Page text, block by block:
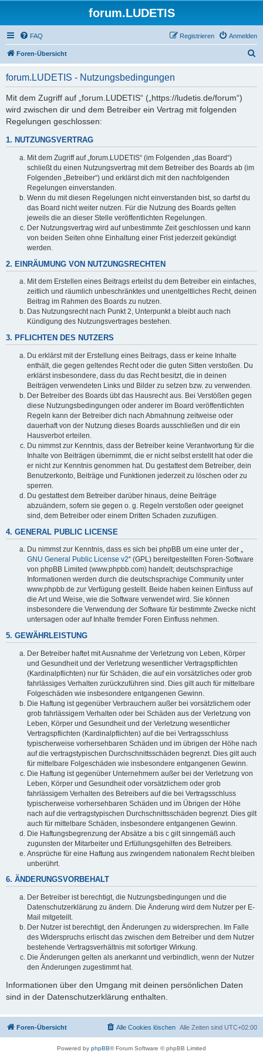
forum.LUDETIS
FAQ Anmelden
Registrieren
Foren-Übersicht
forum.LUDETIS - Nutzungsbedingungen
Mit dem Zugriff auf „forum.LUDETIS“ („https://ludetis.de/forum“)
wird zwischen dir und dem Betreiber ein Vertrag mit folgenden
Regelungen geschlossen:
1. NUTZUNGSVERTRAG
Mit dem Zugriff auf „forum.LUDETIS“ (im Folgenden „das Board“)
schließt du einen Nutzungsvertrag mit dem Betreiber des Boards ab (im
Folgenden „Betreiber“) und erklärst dich mit den nachfolgenden
Regelungen einverstanden.
Wenn du mit diesen Regelungen nicht einverstanden bist, so darfst du
das Board nicht weiter nutzen. Für die Nutzung des Boards gelten
jeweils die an dieser Stelle veröffentlichten Regelungen.
Der Nutzungsvertrag wird auf unbestimmte Zeit geschlossen und kann
von beiden Seiten ohne Einhaltung einer Frist jederzeit gekündigt
werden.
2. EINRÄUMUNG VON NUTZUNGSRECHTEN
Mit dem Erstellen eines Beitrags erteilst du dem Betreiber ein einfaches,
zeitlich und räumlich unbeschränktes und unentgeltliches Recht, deinen
Beitrag im Rahmen des Boards zu nutzen.
Das Nutzungsrecht nach Punkt 2, Unterpunkt a bleibt auch nach
Kündigung des Nutzungsvertrages bestehen.
3. PFLICHTEN DES NUTZERS
Du erklärst mit der Erstellung eines Beitrags, dass er keine Inhalte
enthält, die gegen geltendes Recht oder die guten Sitten verstoßen. Du
erklärst insbesondere, dass du das Recht besitzt, die in deinen
Beiträgen verwendeten Links und Bilder zu setzen bzw. zu verwenden.
Der Betreiber des Boards übt das Hausrecht aus. Bei Verstößen gegen
diese Nutzungsbedingungen oder anderer im Board veröffentlichten
Regeln kann der Betreiber dich nach Abmahnung zeitweise oder
dauerhaft von der Nutzung dieses Boards ausschließen und dir ein
Hausverbot erteilen.
Du nimmst zur Kenntnis, dass der Betreiber keine Verantwortung für die
Inhalte von Beiträgen übernimmt, die er nicht selbst erstellt hat oder die
er nicht zur Kenntnis genommen hat. Du gestattest dem Betreiber, dein
Benutzerkonto, Beiträge und Funktionen jederzeit zu löschen oder zu
sperren.
Du gestattest dem Betreiber darüber hinaus, deine Beiträge
abzuändern, sofern sie gegen o. g. Regeln verstoßen oder geeignet
sind, dem Betreiber oder einem Dritten Schaden zuzufügen.
4. GENERAL PUBLIC LICENSE
Du nimmst zur Kenntnis, dass es sich bei phpBB um eine unter der „
GNU General Public License v2“ (GPL) bereitgestellten Foren-Software
von phpBB Limited (www.phpbb.com) handelt; deutschsprachige
Informationen werden durch die deutschsprachige Community unter
www.phpbb.de zur Verfügung gestellt. Beide haben keinen Einfluss auf
die Art und Weise, wie die Software verwendet wird. Sie können
insbesondere die Verwendung der Software für bestimmte Zwecke nicht
untersagen oder auf Inhalte fremder Foren Einfluss nehmen.
5. GEWÄHRLEISTUNG
Der Betreiber haftet mit Ausnahme der Verletzung von Leben, Körper
und Gesundheit und der Verletzung wesentlicher Vertragspflichten
(Kardinalpflichten) nur für Schäden, die auf ein vorsätzliches oder grob
fahrlässiges Verhalten zurückzuführen sind. Dies gilt auch für mittelbare
Folgeschäden wie insbesondere entgangenen Gewinn.
Die Haftung ist gegenüber Verbrauchern außer bei vorsätzlichem oder
grob fahrlässigem Verhalten oder bei Schäden aus der Verletzung von
Leben, Körper und Gesundheit und der Verletzung wesentlicher
Vertragspflichten (Kardinalpflichten) auf die bei Vertragsschluss
typischerweise vorhersehbaren Schäden und im übrigen der Höhe nach
auf die vertragstypischen Durchschnittsschäden begrenzt. Dies gilt auch
für mittelbare Folgeschäden wie insbesondere entgangenen Gewinn.
Die Haftung ist gegenüber Unternehmern außer bei der Verletzung von
Leben, Körper und Gesundheit oder vorsätzlichem oder grob
fahrlässigem Verhalten des Betreibers auf die bei Vertragsschluss
typischerweise vorhersehbaren Schäden und im Übrigen der Höhe
nach auf die vertragstypischen Durchschnittsschäden begrenzt. Dies gilt
auch für mittelbare Schäden, insbesondere entgangenen Gewinn.
Die Haftungsbegrenzung der Absätze a bis c gilt sinngemäß auch
zugunsten der Mitarbeiter und Erfüllungsgehilfen des Betreibers.
Ansprüche für eine Haftung aus zwingendem nationalem Recht bleiben
unberührt.
6. ÄNDERUNGSVORBEHALT
Der Betreiber ist berechtigt, die Nutzungsbedingungen und die
Datenschutzerklärung zu ändern. Die Änderung wird dem Nutzer per E-
Mail mitgeteilt.
Der Nutzer ist berechtigt, den Änderungen zu widersprechen. Im Falle
des Widerspruchs erlischt das zwischen dem Betreiber und dem Nutzer
bestehende Vertragsverhältnis mit sofortiger Wirkung.
Die Änderungen gelten als anerkannt und verbindlich, wenn der Nutzer
den Änderungen zugestimmt hat.
Informationen über den Umgang mit deinen persönlichen Daten
sind in der Datenschutzerklärung enthalten.
Foren-Übersicht Alle Zeiten sind UTC+02:00
Alle Cookies löschen
Powered by phpBB® Forum Software © phpBB Limited